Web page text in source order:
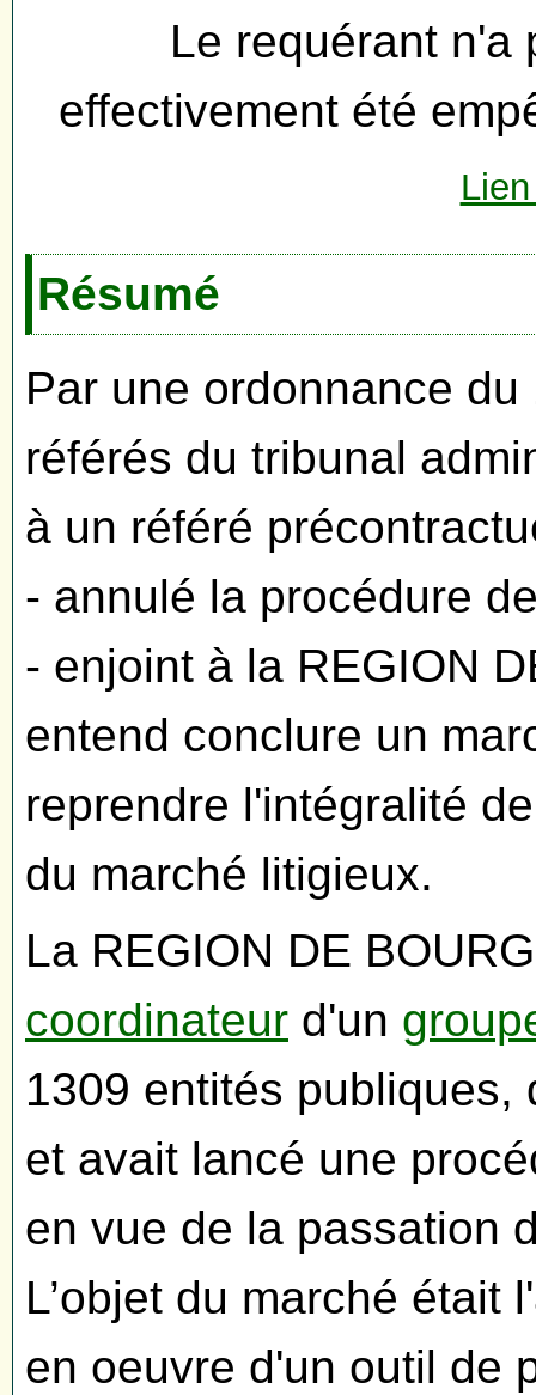
Le requérant n'a
effectivement été
Résumé
Par une ordonnance
référés du tribunal
à un référé
- annulé la procédure
- enjoint à la REGION
entend conclure un
reprendre l'intégralité
du marché litigieux.
La REGION DE
coordinateur d'un
1309 entités publiques,
et avait lancé une
en vue de la passation
L’objet du marché était
en oeuvre d'un outil de